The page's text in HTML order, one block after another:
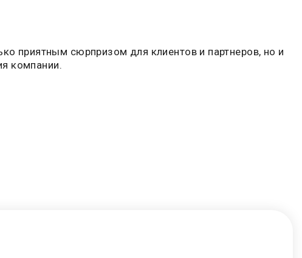
приятным сюрпризом для клиентов и партнеров, но и
компании.